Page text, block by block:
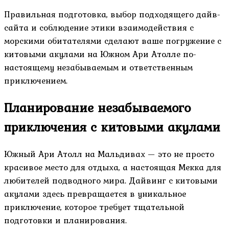
Правильная подготовка, выбор подходящего дайв-
сайта и соблюдение этики взаимодействия с
морскими обитателями сделают ваше погружение с
китовыми акулами на Южном Ари Атолле по-
настоящему незабываемым и ответственным
приключением.
Планирование незабываемого
приключения с китовыми акулами
Южный Ари Атолл на Мальдивах — это не просто
красивое место для отдыха, а настоящая Мекка для
любителей подводного мира. Дайвинг с китовыми
акулами здесь превращается в уникальное
приключение, которое требует тщательной
подготовки и планирования.